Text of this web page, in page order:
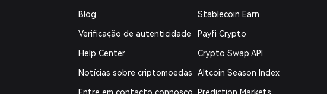
Blog
Verificação de autenticidade
Help Center
Notícias sobre criptomoedas
Stablecoin Earn
Payfi Crypto
Crypto Swap API
Altcoin Season Index